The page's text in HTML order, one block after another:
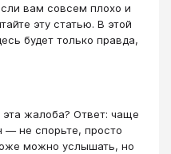
вам совсем плохо и
эту статью. В этой
будет только правда,
эта жалоба? Ответ: чаще
— не спорьте, просто
можно услышать, но